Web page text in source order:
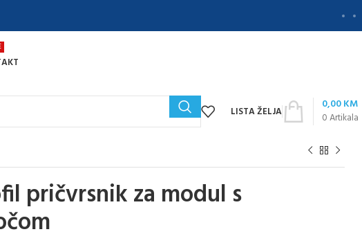
LISTA ŽELJA 0Artikala
0,00KM
pričvrsnik za modul s